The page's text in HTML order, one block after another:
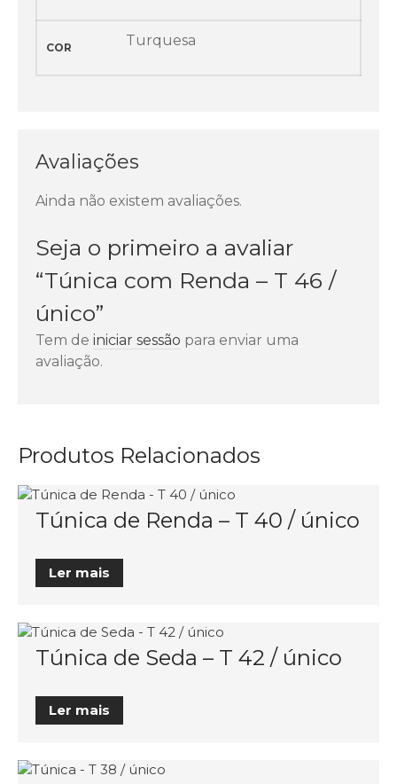
COR Turquesa
Avaliações
Ainda não existem avaliações.
Seja o primeiro a avaliar
“Túnica com Renda – T 46 /
único”
Tem de iniciar sessão para enviar uma
avaliação.
Produtos Relacionados
Túnica de Renda – T 40 / único
Ler mais
Túnica de Seda – T 42 / único
Ler mais